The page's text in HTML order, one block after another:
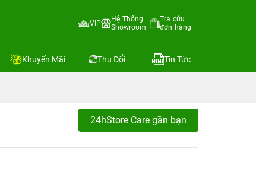
VIP
Hệ Thống
Showroom
Tra cứu
đơn hàng
Khuyến Mãi Thu Đổi Tin Tức
24hStore Care gần bạn